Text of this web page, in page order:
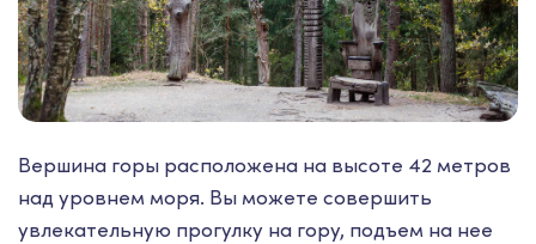
Вершина горы расположена на высоте 42 метров
над уровнем моря. Вы можете совершить
увлекательную прогулку на гору, подъем на нее